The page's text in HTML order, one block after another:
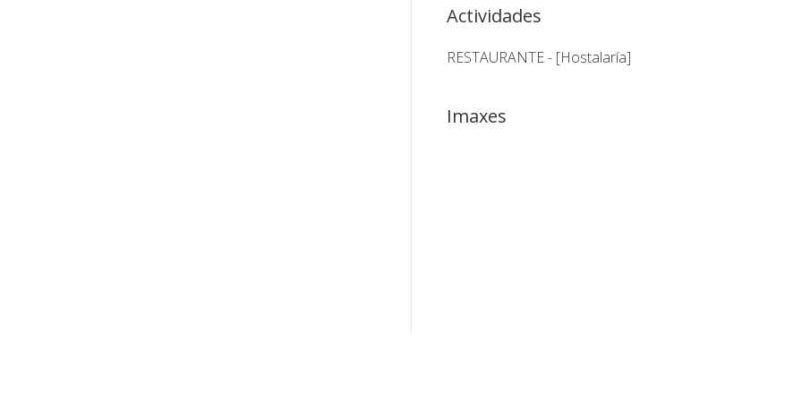
Actividades
RESTAURANTE - [Hostalaría]
Imaxes